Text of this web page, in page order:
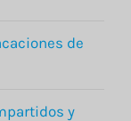
de
y